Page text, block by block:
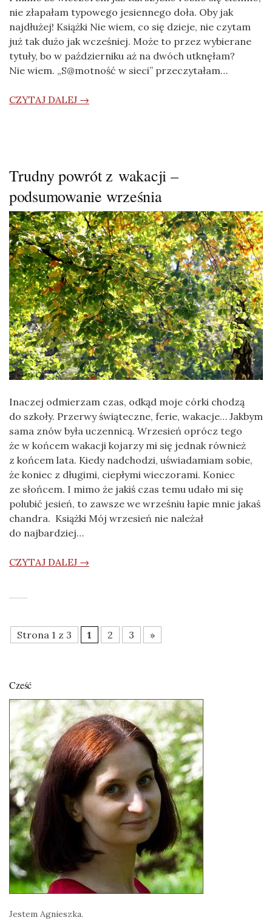
nie złapałam typowego jesiennego doła. Oby jak
najdłużej! Książki Nie wiem, co się dzieje, nie czytam
już tak dużo jak wcześniej. Może to przez wybierane
tytuły, bo w październiku aż na dwóch utknęłam?
Nie wiem. „S@motność w sieci” przeczytałam…
CZYTAJ DALEJ →
Trudny powrót z wakacji –
podsumowanie września
Inaczej odmierzam czas, odkąd moje córki chodzą
do szkoły. Przerwy świąteczne, ferie, wakacje… Jakbym
sama znów była uczennicą. Wrzesień oprócz tego
że w końcem wakacji kojarzy mi się jednak również
z końcem lata. Kiedy nadchodzi, uświadamiam sobie,
że koniec z długimi, ciepłymi wieczorami. Koniec
ze słońcem. I mimo że jakiś czas temu udało mi się
polubić jesień, to zawsze we wrześniu łapie mnie jakaś
chandra. Książki Mój wrzesień nie należał
do najbardziej…
CZYTAJ DALEJ →
Strona 1 z 3 1 2 3 »
Cześć
Jestem Agnieszka.